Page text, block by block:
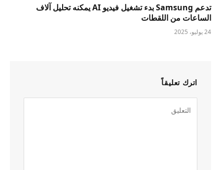
تدعم Samsung بدء تشغيل فيديو AI يمكنه تحليل آلاف
الساعات من اللقطات
24 يوليو، 2025
اترك تعليقاً